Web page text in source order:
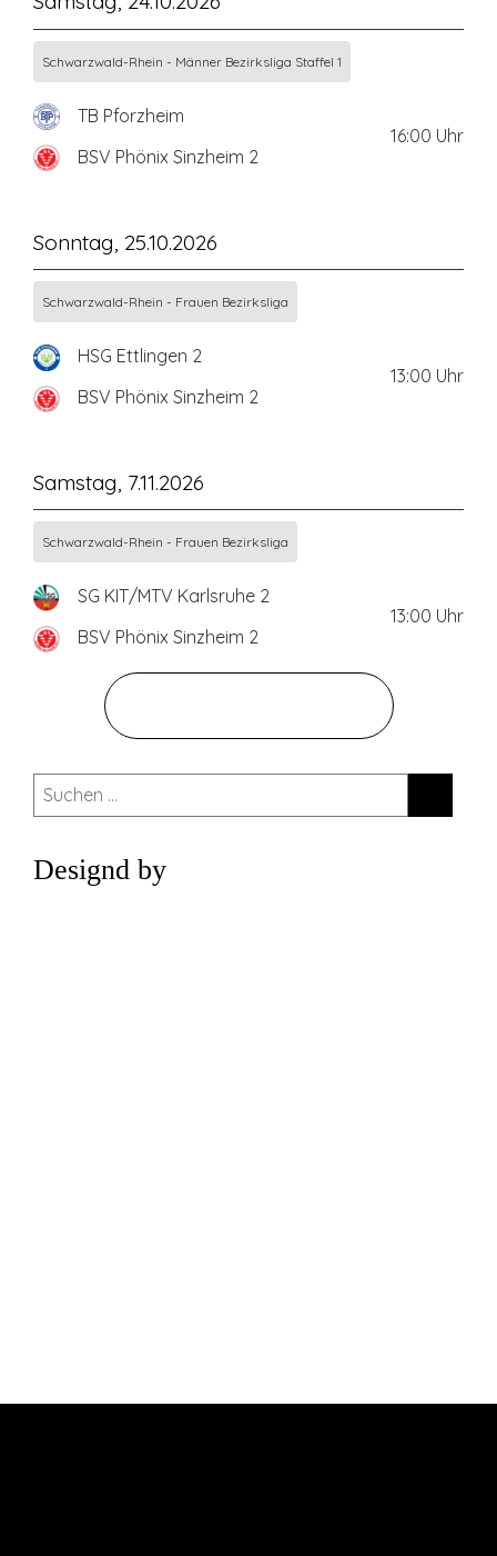
Schwarzwald-Rhein - Männer Bezirksliga Staffel 1
TB Pforzheim
BSV Phönix Sinzheim 2
16:00 Uhr
Sonntag, 25.10.2026
Schwarzwald-Rhein - Frauen Bezirksliga
HSG Ettlingen 2
BSV Phönix Sinzheim 2
13:00 Uhr
Samstag, 7.11.2026
Schwarzwald-Rhein - Frauen Bezirksliga
SG KIT/MTV Karlsruhe 2
BSV Phönix Sinzheim 2
13:00 Uhr
Suchen
nach:
Designd by